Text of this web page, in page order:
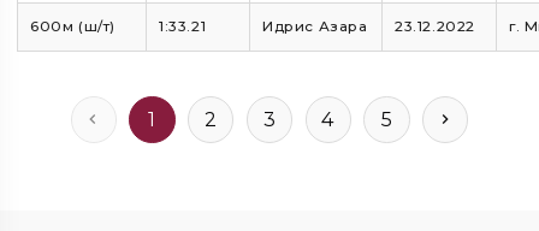
600м (ш/т) 1:33.21 Идрис Азара 23.12.2022 г.
1 2 3 4 5